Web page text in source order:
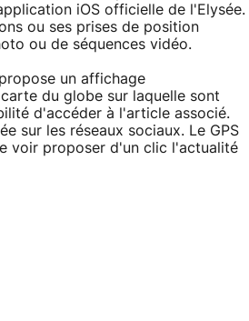
iOS officielle de l'Elysée.
ou ses prises de position
ou de séquences vidéo.
un affichage
du globe sur laquelle sont
d'accéder à l'article associé.
sur les réseaux sociaux. Le GPS
voir proposer d'un clic l'actualité